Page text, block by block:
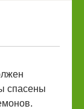
спасены